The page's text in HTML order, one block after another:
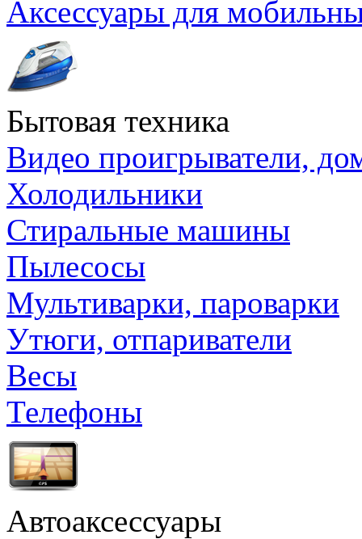
Аксессуары для
Бытовая техника
Видео проигрыватели,
Холодильники
Стиральные машины
Пылесосы
Мультиварки, пароварки
Утюги, отпариватели
Весы
Телефоны
Автоаксессуары